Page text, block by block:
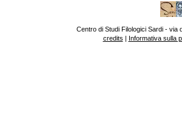
Centro di Studi Filologici Sardi - via
credits | Informativa sulla